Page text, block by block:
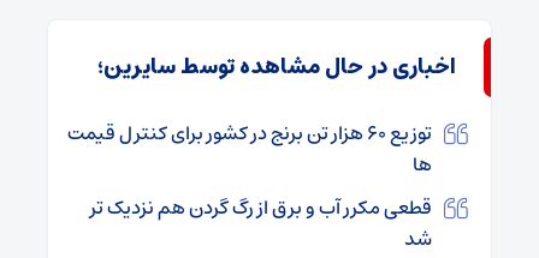
اخباری در حال مشاهده توسط سایرین؛
توزیع ۶۰ هزار تن برنج در کشور برای کنترل قیمت
ها
قطعی مکرر آب و برق از رگ گردن هم نزدیک تر
شد